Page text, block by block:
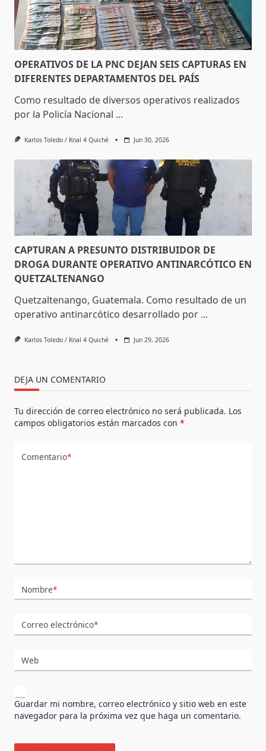
OPERATIVOS DE LA PNC DEJAN SEIS CAPTURAS EN
DIFERENTES DEPARTAMENTOS DEL PAÍS
Como resultado de diversos operativos realizados
por la Policía Nacional ...
Karlos Toledo / Knal 4 Quiché Jun 30, 2026
CAPTURAN A PRESUNTO DISTRIBUIDOR DE
DROGA DURANTE OPERATIVO ANTINARCÓTICO EN
QUETZALTENANGO
Quetzaltenango, Guatemala. Como resultado de un
operativo antinarcótico desarrollado por ...
Karlos Toledo / Knal 4 Quiché Jun 29, 2026
DEJA UN COMENTARIO
Tu dirección de correo electrónico no será publicada. Los
campos obligatorios están marcados con *
Comentario*
Nombre*
Correo electrónico*
Web
Guardar mi nombre, correo electrónico y sitio web en este
navegador para la próxima vez que haga un comentario.